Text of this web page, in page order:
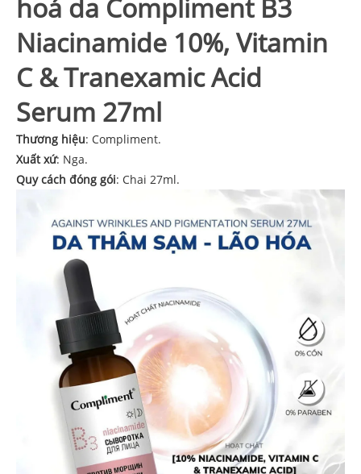
hoá da Compliment B3
Niacinamide 10%, Vitamin
C & Tranexamic Acid
Serum 27ml
Thương hiệu: Compliment.
Xuất xứ: Nga.
Quy cách đóng gói: Chai 27ml.